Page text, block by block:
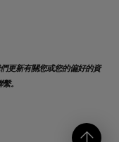
更新有關您或您的偏好的資
。